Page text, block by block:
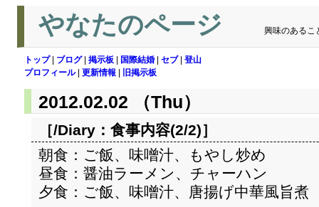
やなたのページ 興味のあるこ
トップ| ブログ| 掲示板 国際結婚 セブ| 登山
プロフィール| 更新情報 旧掲示板
2012.02.02 （Thu）
［/Diary： 食事内容(2/2)］
朝食：ご飯、味噌汁、もやし炒め
昼食：醤油ラーメン、チャーハン
夕食：ご飯、味噌汁、唐揚げ中華風旨煮